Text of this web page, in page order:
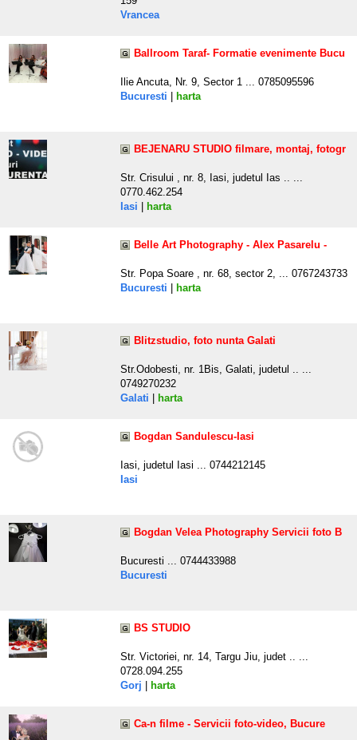
Vrancea
Ballroom Taraf- Formatie evenimente Bucu
Ilie Ancuta, Nr. 9, Sector 1 ... 0785095596
Bucuresti
harta
BEJENARU STUDIO filmare, montaj, fotogr
Str. Crisului , nr. 8, Iasi, judetul Ias .. ...
0770.462.254
Iasi
harta
Belle Art Photography - Alex Pasarelu -
Str. Popa Soare , nr. 68, sector 2, ... 0767243733
Bucuresti
harta
Blitzstudio, foto nunta Galati
Str.Odobesti, nr. 1Bis, Galati, judetul .. ...
0749270232
Galati
harta
Bogdan Sandulescu-Iasi
Iasi, judetul Iasi ... 0744212145
Iasi
Bogdan Velea Photography Servicii foto B
Bucuresti ... 0744433988
Bucuresti
BS STUDIO
Str. Victoriei, nr. 14, Targu Jiu, judet .. ...
0728.094.255
Gorj
harta
Ca-n filme - Servicii foto-video, Bucure